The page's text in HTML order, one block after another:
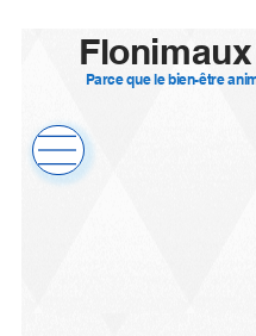
Flonimaux
Parce que le bien-être
Se